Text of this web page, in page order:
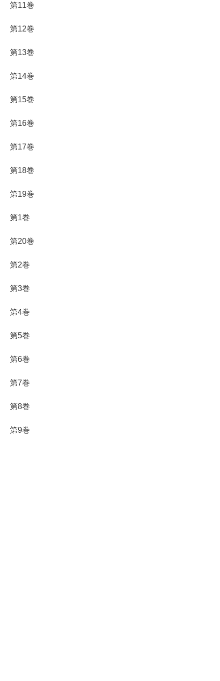
第11巻
第12巻
第13巻
第14巻
第15巻
第16巻
第17巻
第18巻
第19巻
第1巻
第20巻
第2巻
第3巻
第4巻
第5巻
第6巻
第7巻
第8巻
第9巻